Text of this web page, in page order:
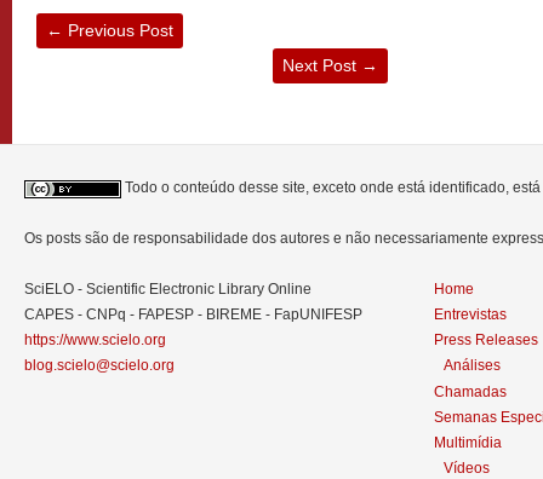
← Previous Post
Next Post →
Todo o conteúdo desse site, exceto onde está identificado,
Os posts são de responsabilidade dos autores e não necessariamente
SciELO - Scientific Electronic Library Online
CAPES - CNPq - FAPESP - BIREME - FapUNIFESP
https://www.scielo.org
blog.scielo@scielo.org
Home
Entrevistas
Press Releases
Análises
Chamadas
Semanas
Multimídia
Vídeos